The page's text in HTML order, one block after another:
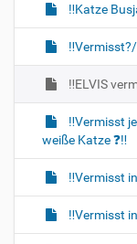
‼️Katze
‼️ELVIS
‼️Vermisst
weiße Katze ❓️‼️
‼️Vermisst
‼️Vermisst